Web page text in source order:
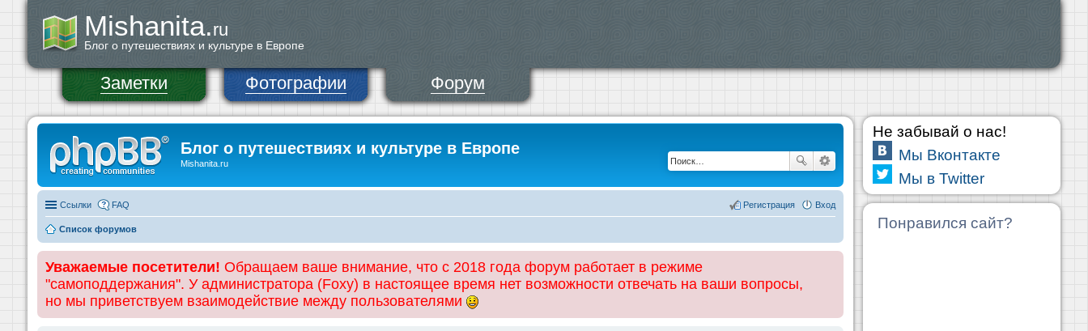
Mishanita.ru
Блог о путешествиях и культуре в Европе
Заметки Фотографии Форум
Блог о путешествиях и культуре в Европе
Mishanita.ru
Ссылки FAQ Вход
Регистрация
Список форумов
Уважаемые посетители! Обращаем ваше внимание, что с 2018 года форум работает в режиме
"самоподдержания". У администратора (Foxy) в настоящее время нет возможности отвечать на ваши вопросы,
но мы приветствуем взаимодействие между пользователями
Не забывай о нас!
Мы Вконтакте
Мы в Twitter
Понравился сайт?